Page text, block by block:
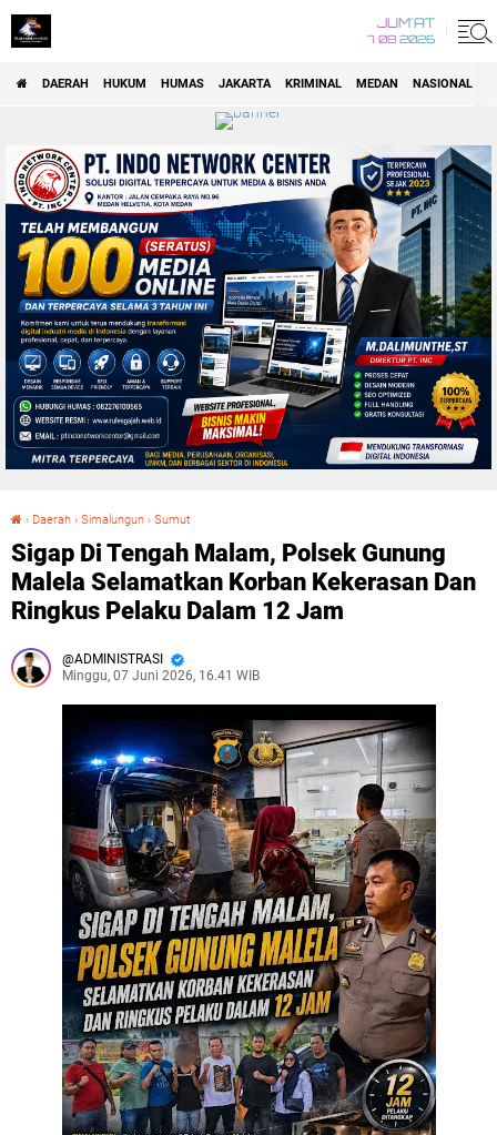
JUM'AT
7 08 2026
DAERAH HUKUM HUMAS JAKARTA KRIMINAL MEDAN NASIONAL
› Daerah › Simalungun › Sumut
Sigap Di Tengah Malam, Polsek Gunung
Malela Selamatkan Korban Kekerasan Dan
Ringkus Pelaku Dalam 12 Jam
ADMINISTRASI
Minggu, 07 Juni 2026, 16.41 WIB